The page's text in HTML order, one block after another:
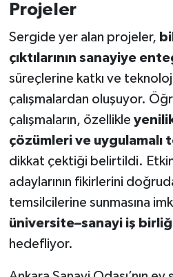
Projeler
Sergide yer alan projeler,
çıktılarının sanayiye
süreçlerine katkı ve
çalışmalardan oluşuyor.
çalışmaların, özellikle
çözümleri ve
dikkat çektiği belirtildi.
adaylarının fikirlerini
temsilcilerine sunmasına
üniversite–sanayi iş
hedefliyor.